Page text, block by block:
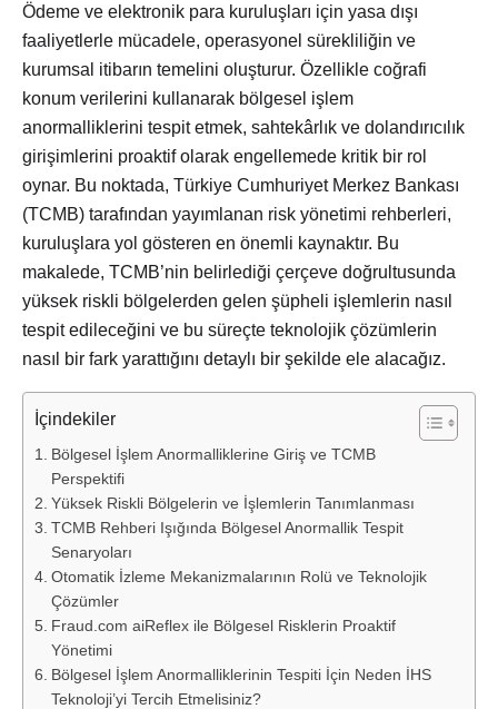
Ödeme ve elektronik para kuruluşları için yasa dışı
faaliyetlerle mücadele, operasyonel sürekliliğin ve
kurumsal itibarın temelini oluşturur. Özellikle coğrafi
konum verilerini kullanarak bölgesel işlem
anormalliklerini tespit etmek, sahtekârlık ve dolandırıcılık
girişimlerini proaktif olarak engellemede kritik bir rol
oynar. Bu noktada, Türkiye Cumhuriyet Merkez Bankası
(TCMB) tarafından yayımlanan risk yönetimi rehberleri,
kuruluşlara yol gösteren en önemli kaynaktır. Bu
makalede, TCMB’nin belirlediği çerçeve doğrultusunda
yüksek riskli bölgelerden gelen şüpheli işlemlerin nasıl
tespit edileceğini ve bu süreçte teknolojik çözümlerin
nasıl bir fark yarattığını detaylı bir şekilde ele alacağız.
İçindekiler
Bölgesel İşlem Anormalliklerine Giriş ve TCMB
Perspektifi
Yüksek Riskli Bölgelerin ve İşlemlerin Tanımlanması
TCMB Rehberi Işığında Bölgesel Anormallik Tespit
Senaryoları
Otomatik İzleme Mekanizmalarının Rolü ve Teknolojik
Çözümler
Fraud.com aiReflex ile Bölgesel Risklerin Proaktif
Yönetimi
Bölgesel İşlem Anormalliklerinin Tespiti İçin Neden İHS
Teknoloji’yi Tercih Etmelisiniz?